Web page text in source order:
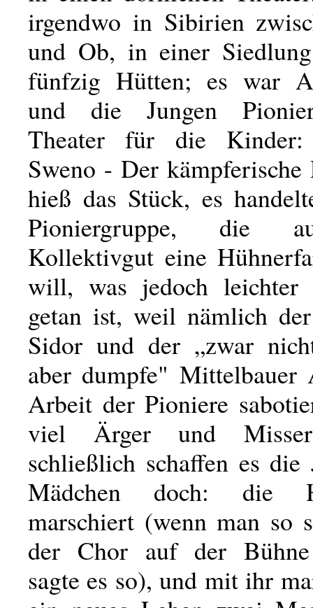
irgendwo in Sibirien
und Ob, in einer
fünfzig Hütten; es war
und die Jungen
Theater für die Kinder:
Sweno - Der
hieß das Stück, es
Pioniergruppe, die
Kollektivgut eine
will, was jedoch leichter
getan ist, weil nämlich
Sidor und der „zwar
aber dumpfe" Mittelbauer
Arbeit der Pioniere
viel Ärger und
schließlich schaffen es die
Mädchen doch: die
marschiert (wenn man so
der Chor auf der Bühne
sagte es so), und mit ihr